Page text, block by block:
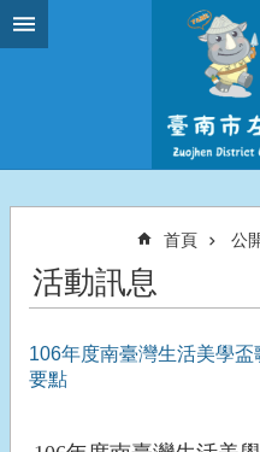
跳到主要內容區塊
首頁 公
活動訊息
106年度南臺灣生活美學
要點